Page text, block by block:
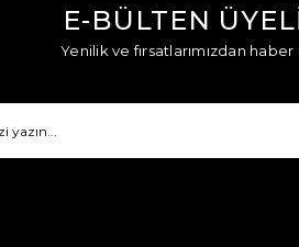
E-BÜLTEN
Yenilik ve fırsatlarımızdan haber